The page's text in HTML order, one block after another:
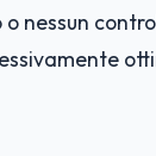
nessun